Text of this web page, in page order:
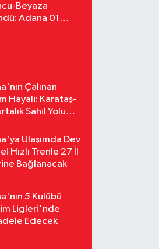
Beyaza
Adana 01
Çalınan
Hayali: Karataş-
Sahil Yolu
Ulaşımda Dev
Hızlı Trenle 27 İl
Bağlanacak
5 Kulübü
Ligleri'nde
Edecek